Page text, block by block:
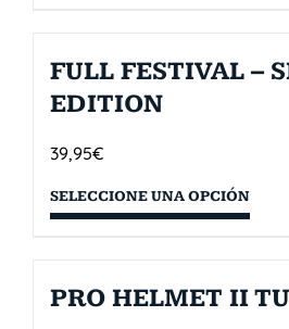
FULL FESTIVAL –
EDITION
39,95€
SELECCIONE UNA OPCIÓN
PRO HELMET II